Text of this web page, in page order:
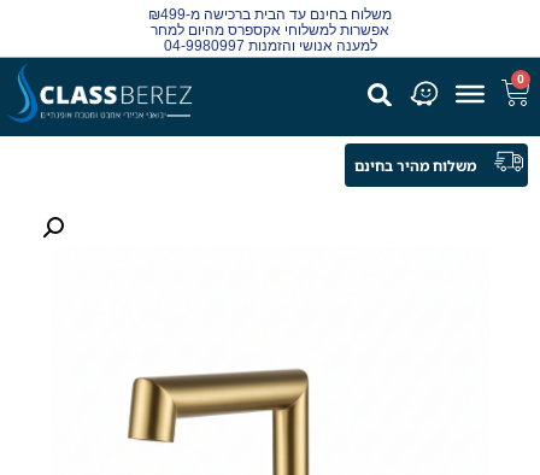
משלוח בחינם עד הבית ברכישה מ-₪499
אפשרות למשלוחי אקספרס מהיום למחר
למענה אנושי והזמנות 04-9980997
0
משלוח מהיר בחינם